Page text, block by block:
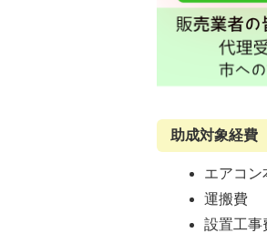
助成対象経費
エアコン
運搬費
設置工事